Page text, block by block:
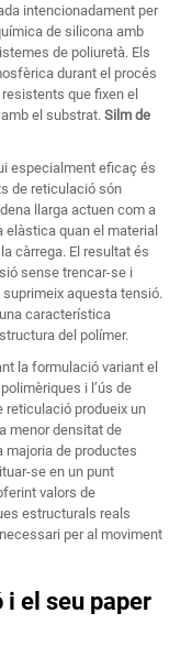
intencionadament per
de silicona amb
de poliuretà. Els
durant el procés
que fixen el
el substrat. Silm de
especialment eficaç és
de reticulació són
llarga actuen com a
quan el material
càrrega. El resultat és
sense trencar-se i
aquesta tensió.
característica
del polímer.
la formulació variant el
i l’ús de
reticulació produeix un
menor densitat de
majoria de productes
se en un punt
valors de
estructurals reals
per al moviment
el seu paper